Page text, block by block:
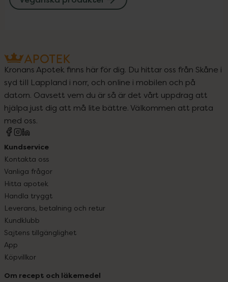
Kronans Apotek finns här för dig. Du hittar oss från Skåne i
syd till Lappland i norr, och online i mobilen och på
datorn. Oavsett vem du är så är det vårt uppdrag att
hjälpa just dig att må lite bättre. Välkommen att prata
med oss.
Kundservice
Kontakta oss
Vanliga frågor
Hitta apotek
Handla tryggt
Leverans, betalning och retur
Kundklubb
Sajtens tillgänglighet
App
Köpvillkor
Om recept och läkemedel